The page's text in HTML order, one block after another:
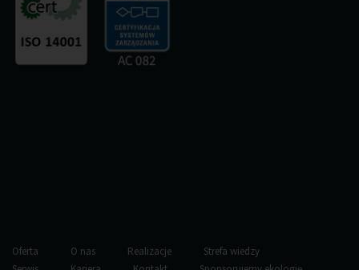
Oferta O nas Realizacje
Strefa wiedzy